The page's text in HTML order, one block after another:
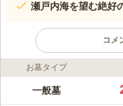
瀬戸内海を望む絶好
コメ
ライフドット編集部のコメン
墓地内は、えんじ
お墓タイプ
一般墓